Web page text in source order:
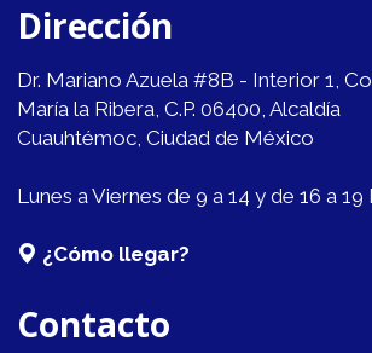
Dirección
Dr. Mariano Azuela #8B - Interior 1,
María la Ribera, C.P. 06400, Alcaldía
Cuauhtémoc, Ciudad de México
Lunes a Viernes de 9 a 14 y de 16 a 19
¿Cómo llegar?
Contacto